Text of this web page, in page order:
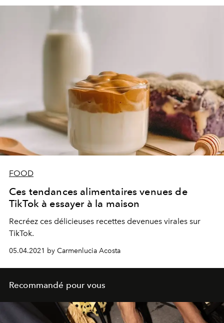
plateforme, les astuces cuisine des utilisateurs font
parfait à reproduire à la maison.
FOOD
Ces tendances alimentaires venues de
TikTok à essayer à la maison
Recréez ces délicieuses recettes devenues virales sur
TikTok.
05.04.2021 by Carmenlucia Acosta
Recommandé pour vous